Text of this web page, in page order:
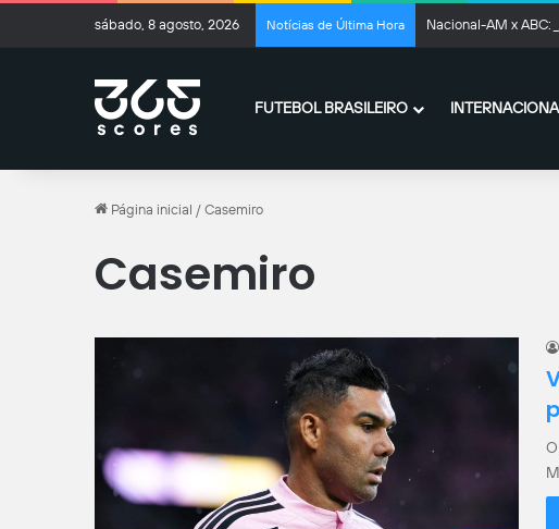
sábado, 8 agosto, 2026 Notícias de Última Hora Nacional-AM x ABC:
FUTEBOL BRASILEIRO
Página inicial / Casemiro
Casemiro